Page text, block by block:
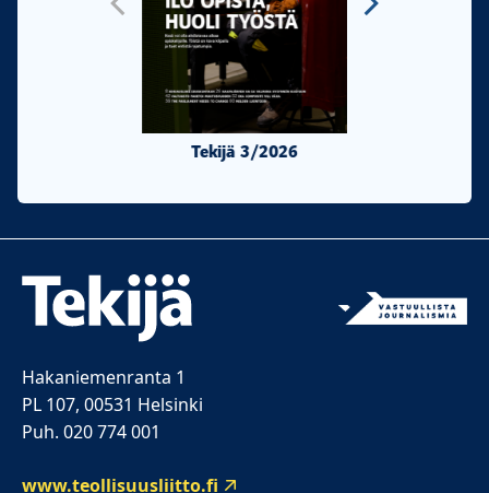
Tekijä 3/2026
Hakaniemenranta 1
PL 107, 00531 Helsinki
Puh. 020 774 001
www.teollisuusliitto.fi